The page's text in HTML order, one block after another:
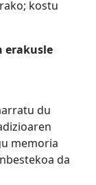
kostu
erakusle
du
memoria
da